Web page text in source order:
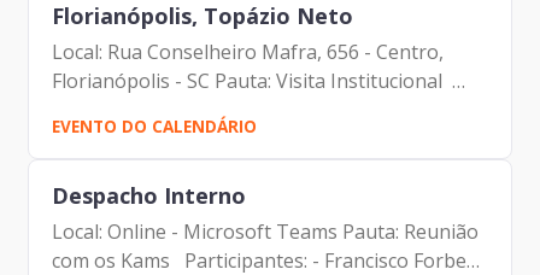
Florianópolis, Topázio Neto
Local: Rua Conselheiro Mafra, 656 - Centro,
Florianópolis - SC Pauta: Visita Institucional
Participantes: - Francisco Forbes – Presidente
| Prodam-SP - Topázio Neto - Prefeito de
Florianópolis -...
EVENTO DO CALENDÁRIO
Despacho Interno
Local: Online - Microsoft Teams Pauta: Reunião
com os Kams Participantes: - Francisco Forbes